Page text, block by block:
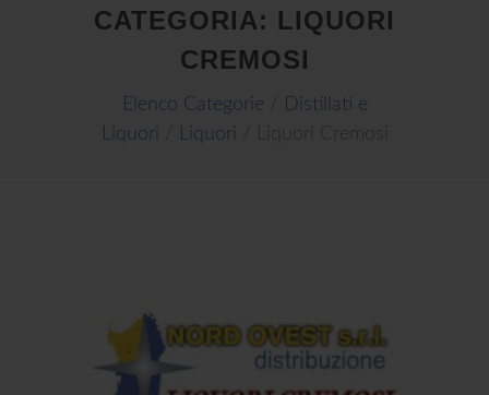
CATEGORIA: LIQUORI
CREMOSI
Elenco Categorie
Distillati e
Liquori
Liquori